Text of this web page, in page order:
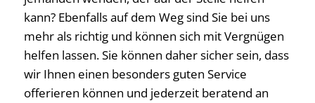
kann? Ebenfalls auf dem Weg sind Sie bei uns
mehr als richtig und können sich mit Vergnügen
helfen lassen. Sie können daher sicher sein, dass
wir Ihnen einen besonders guten Service
offerieren können und jederzeit beratend an